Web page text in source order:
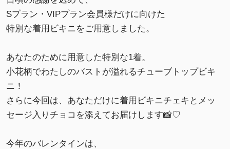
Sプラン・VIPプラン会員様だけに向けた
特別な着用ビキニをご用意しました。
あなたのために用意した特別な1着。
小花柄でわたしのバストが溢れるチューブトップビキ
ニ！
さらに今回は、あなただけに着用ビキニチェキとメッ
セージ入りチョコを添えてお届けします📸♡
今年のバレンタインは、